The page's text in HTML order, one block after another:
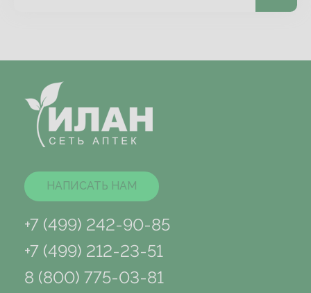
НАПИСАТЬ НАМ
+7 (499) 242-90-85
+7 (499) 212-23-51
8 (800) 775-03-81